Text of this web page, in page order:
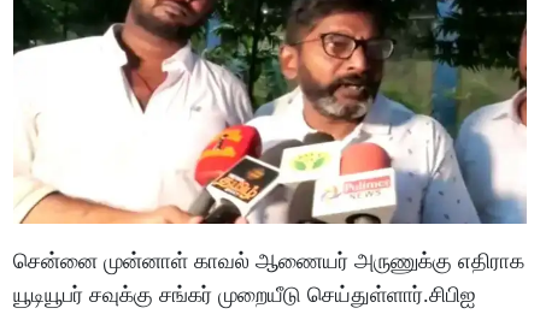
சென்னை முன்னாள் காவல் ஆணையர் அருணுக்கு எதிராக
யூடியூபர் சவுக்கு சங்கர் முறையீடு செய்துள்ளார்.சிபிஐ